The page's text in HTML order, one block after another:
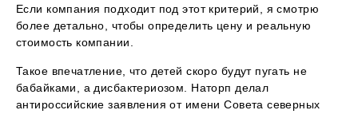
Если компания подходит под этот критерий, я смотрю
более детально, чтобы определить цену и реальную
стоимость компании.
Такое впечатление, что детей скоро будут пугать не
бабайками, а дисбактериозом. Наторп делал
антироссийские заявления от имени Совета северных